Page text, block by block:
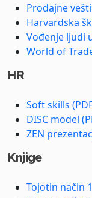
Prodajne
Harvardska
Vođenje ljudi
World of
HR
Soft skills
DISC model
ZEN
Knjige
Tojotin način